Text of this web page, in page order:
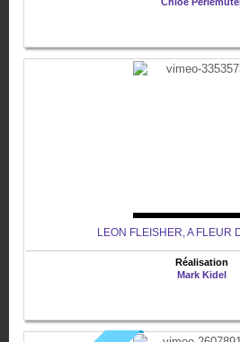
LEON FLEISHER, A FLEUR
Réalisation
Mark Kidel